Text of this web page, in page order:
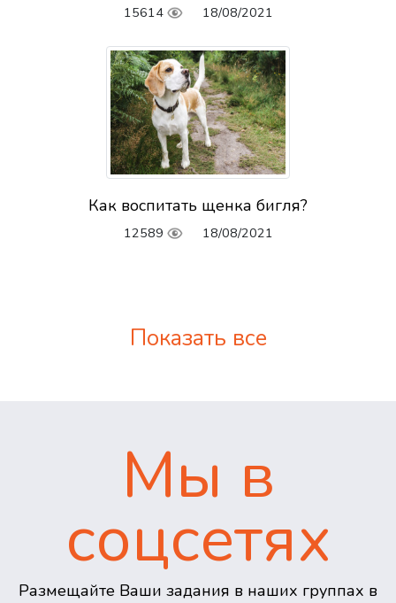
15614 18/08/2021
Как воспитать щенка бигля?
12589 18/08/2021
Показать все
Мы в
соцсетях
Размещайте Ваши задания в наших группах в